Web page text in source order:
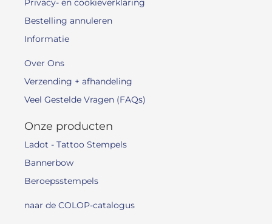
Privacy- en cookieverklaring
Bestelling annuleren
Informatie
Over Ons
Verzending + afhandeling
Veel Gestelde Vragen (FAQs)
Onze producten
Ladot - Tattoo Stempels
Bannerbow
Beroepsstempels
naar de COLOP-catalogus